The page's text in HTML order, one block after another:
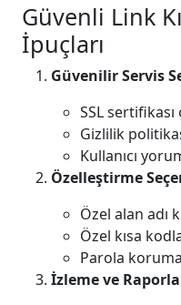
Güvenli Link
İpuçları
Güvenilir Servis
SSL
Gizlilik
Kullanıcı
Özelleştirme
Özel alan adı
Özel kısa
Parola
İzleme ve